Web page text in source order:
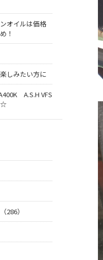
オイルは価格
！
しみたい方に
A.S.H VFS
☆
286）